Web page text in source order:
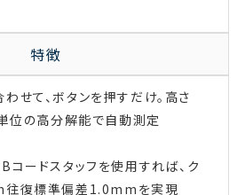
特徴
せて、ボタンを押すだけ。高さ
の高分解能で自動測定
コードスタッフを使用すれば、ク
往復標準偏差1.0mmを実現